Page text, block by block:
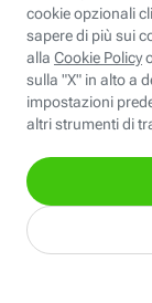
CM14
EBFC<BannerID>